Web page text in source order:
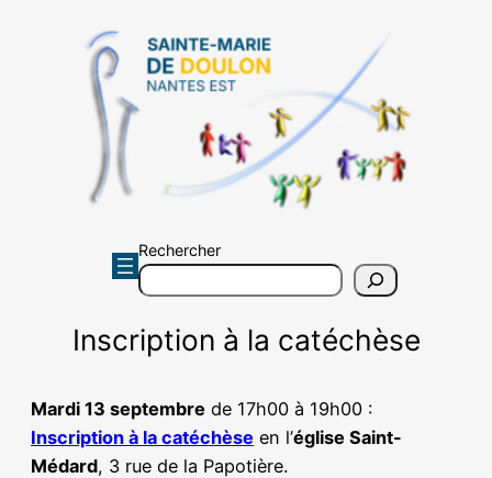
Rechercher
Inscription à la catéchèse
Mardi 13 septembre de 17h00 à 19h00 :
Inscription à la catéchèse en l’église Saint-
Médard, 3 rue de la Papotière.